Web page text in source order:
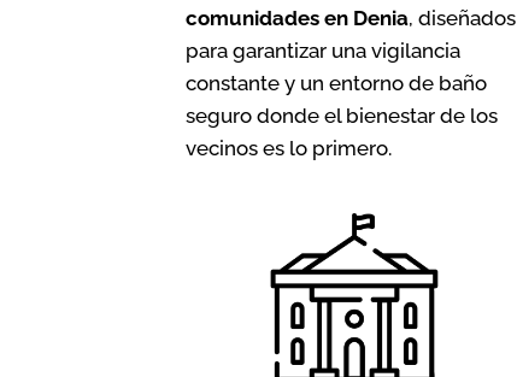
comunidades en Denia, diseñados
para garantizar una vigilancia
constante y un entorno de baño
seguro donde el bienestar de los
vecinos es lo primero.